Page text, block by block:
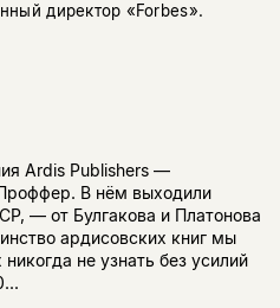
директор «Forbes».
Ardis Publishers —
В нём выходили
— от Булгакова и Платонова
ардисовских книг мы
не узнать без усилий